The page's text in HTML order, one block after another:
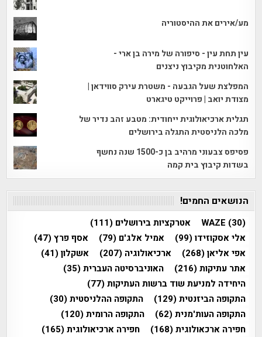
מע/אירים את ההיסטוריה
עין תחת עין - סיפורה של מירה בן ארי -
האלחוטנית מקיבוץ ניצנים
המפלצת שעל הגבעה - משטרת עירק סווידאן |
מצודת יואב | פרוייקט טיגארט
תגלית ארכיאולוגית ייחודית: מטבע זהב נדיר של
מלכה הלניסטית התגלה בירושלים
פסיפס צבעוני מרהיב בן כ-1500 שנה נחשף
בשדות קיבוץ בית קמה
הנושאים החמים!
WAZE (30) אטרקציות בירושלים (111)
אלי אסקוזידו(99) אמיל אלג'ם (79) אסף פרץ(47)
אפי אליאן(268) ארכיאולוגיה (207) אשקלון(41)
אתר עתיקות(216) האוניברסיטה העברית(35)
היחידה למניעת שוד ברשות העתיקות(77)
התקופה הביזנטית(129) התקופה ההלניסטית(30)
התקופה העות'מנית(62) התקופה הרומית(120)
חפירה ארכאולוגית(168) חפירה ארכיאולוגית(165)